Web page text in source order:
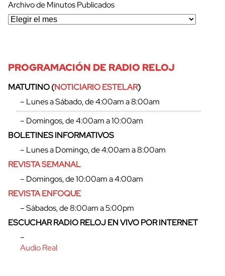
Archivo de Minutos Publicados
PROGRAMACIÓN DE RADIO RELOJ
MATUTINO (NOTICIARIO ESTELAR)
– Lunes a Sábado, de 4:00am a 8:00am
– Domingos, de 4:00am a 10:00am
BOLETINES INFORMATIVOS
– Lunes a Domingo, de 4:00am a 8:00am
REVISTA SEMANAL
– Domingos, de 10:00am a 4:00am
REVISTA ENFOQUE
– Sábados, de 8:00am a 5:00pm
ESCUCHAR RADIO RELOJ EN VIVO POR INTERNET
–
Audio Real